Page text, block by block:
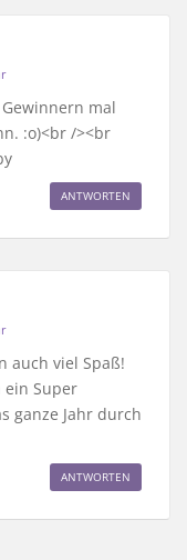
mal
:o)<br /><br
ANTWORTEN
auch viel Spaß!
ein Super
ganze Jahr durch
ANTWORTEN